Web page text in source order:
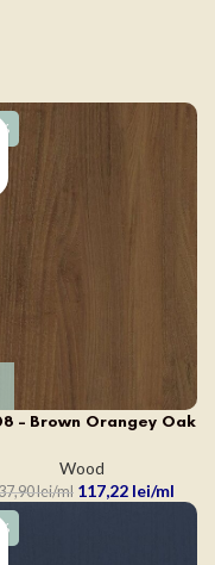
– Brown Orangey Oak
Wood
lei 117,22 lei